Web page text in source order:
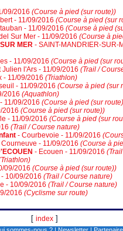
09/2016 (Course à pied (sur route))
- 11/09/2016 (Course à pied (sur
- 11/09/2016 (Course à pied
Sur Mer - 11/09/2016 (Course à
MER - SAINT-MANDRIER-SUR-
- 11/09/2016 (Course à pied (sur
Julien l'Ars - 11/09/2016 (Trail /
- 11/09/2016 (Triathlon)
- 11/09/2016 (Course à pied (sur
2016 (Aquathlon)
11/09/2016 (Course à pied (sur
2016 (Course à pied (sur route))
- 11/09/2016 (Course à pied (sur
(Trail / Course nature)
- Courbevoie - 11/09/2016
- 11/09/2016 (Course à
- Ecouen - 11/09/2016
09/2016 (Course à pied (sur route))
10/09/2016 (Trail / Course nature)
- 10/09/2016 (Trail / Course nature)
2016 (Cyclisme sur route)
[ index ]